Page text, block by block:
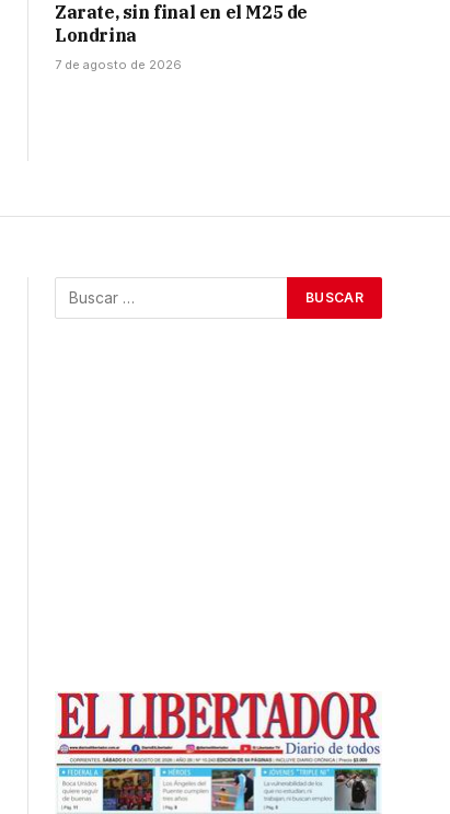
Zarate, sin final en el M25 de
Londrina
7 de agosto de 2026